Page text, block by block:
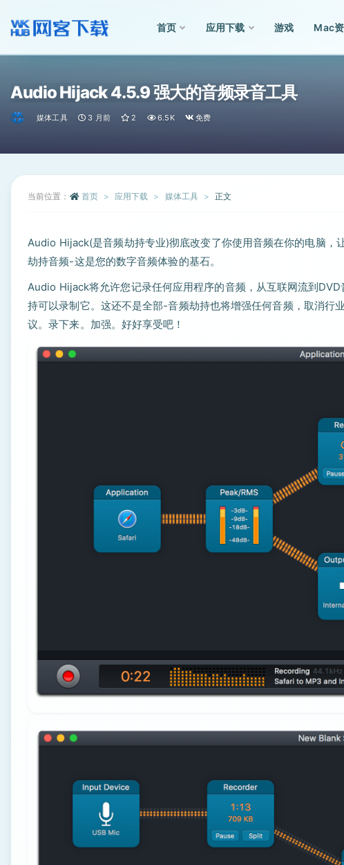
首页 应用下载 游戏 Mac
Audio Hijack 4.5.9 强大的音频录音工具
媒体工具 3 月前 2 6.5K 免费
当前位置： 首页 应用下载 媒体工具 正文
Audio Hijack(是音频劫持专业)彻底改变了你使用音频在你的电脑，
劫持音频-这是您的数字音频体验的基石。
Audio Hijack将允许您记录任何应用程序的音频，从互联网流到
持可以录制它。这还不是全部-音频劫持也将增强任何音频，取消行
议。录下来。加强。好好享受吧！